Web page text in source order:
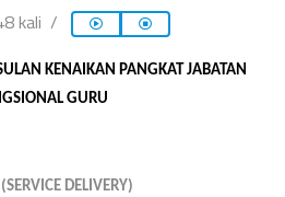
kali
KENAIKAN PANGKAT JABATAN
GURU
DELIVERY)